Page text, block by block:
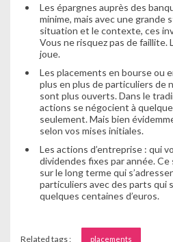
Les épargnes auprès des
minime, mais avec une grande
situation et le contexte, ces
Vous ne risquez pas de faillite.
joue.
Les placements en bourse ou
plus en plus de particuliers de
sont plus ouverts. Dans le
actions se négocient à
seulement. Mais bien
selon vos mises initiales.
Les actions d’entreprise : qui
dividendes fixes par année.
sur le long terme qui
particuliers avec des parts qui
quelques centaines d’euros.
Related tags : placements